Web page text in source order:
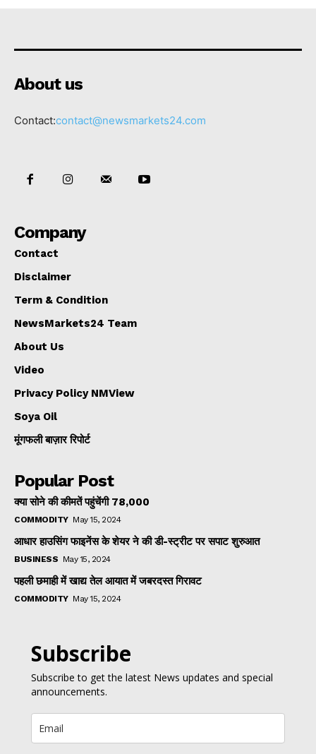
About us
Contact:contact@newsmarkets24.com
Company
Contact
Disclaimer
Term & Condition
NewsMarkets24 Team
About Us
Video
Privacy Policy NMView
Soya Oil
मूंगफली बाज़ार रिपोर्ट
Popular Post
क्या सोने की कीमतें पहुंचेंगी ₹78,000
COMMODITY May 15, 2024
आधार हाउसिंग फाइनेंस के शेयर ने की डी-स्ट्रीट पर सपाट शुरुआत
BUSINESS May 15, 2024
पहली छमाही में खाद्य तेल आयात में जबरदस्त गिरावट
COMMODITY May 15, 2024
Subscribe
Subscribe to get the latest News updates and special
announcements.